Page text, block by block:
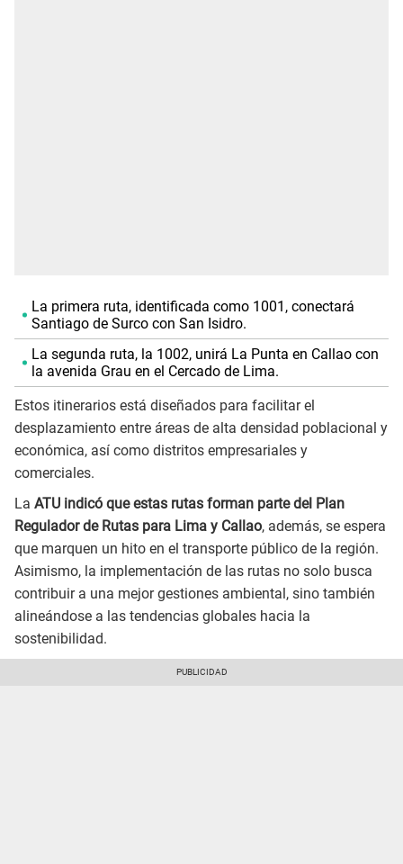
La primera ruta, identificada como 1001, conectará
Santiago de Surco con San Isidro.
La segunda ruta, la 1002, unirá La Punta en Callao con
la avenida Grau en el Cercado de Lima.
Estos itinerarios está diseñados para facilitar el
desplazamiento entre áreas de alta densidad poblacional y
económica, así como distritos empresariales y
comerciales.
La ATU indicó que estas rutas forman parte del Plan
Regulador de Rutas para Lima y Callao, además, se espera
que marquen un hito en el transporte público de la región.
Asimismo, la implementación de las rutas no solo busca
contribuir a una mejor gestiones ambiental, sino también
alineándose a las tendencias globales hacia la
sostenibilidad.